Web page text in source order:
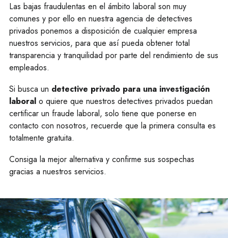
Las bajas fraudulentas en el ámbito laboral son muy
comunes y por ello en nuestra agencia de detectives
privados ponemos a disposición de cualquier empresa
nuestros servicios, para que así pueda obtener total
transparencia y tranquilidad por parte del rendimiento de sus
empleados.
Si busca un detective privado para una investigación
laboral o quiere que nuestros detectives privados puedan
certificar un fraude laboral, solo tiene que ponerse en
contacto con nosotros, recuerde que la primera consulta es
totalmente gratuita.
Consiga la mejor alternativa y confirme sus sospechas
gracias a nuestros servicios.